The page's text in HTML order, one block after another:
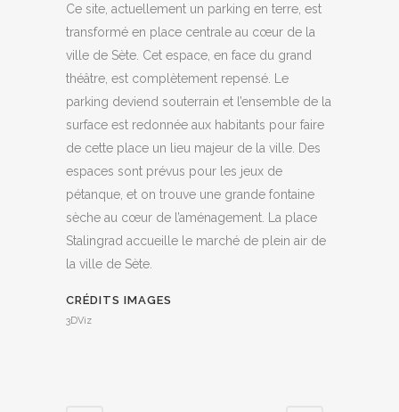
Ce site, actuellement un parking en terre, est
transformé en place centrale au cœur de la
ville de Sète. Cet espace, en face du grand
théâtre, est complètement repensé. Le
parking deviend souterrain et l’ensemble de la
surface est redonnée aux habitants pour faire
de cette place un lieu majeur de la ville. Des
espaces sont prévus pour les jeux de
pétanque, et on trouve une grande fontaine
sèche au cœur de l’aménagement. La place
Stalingrad accueille le marché de plein air de
la ville de Sète.
CRÉDITS IMAGES
3DViz